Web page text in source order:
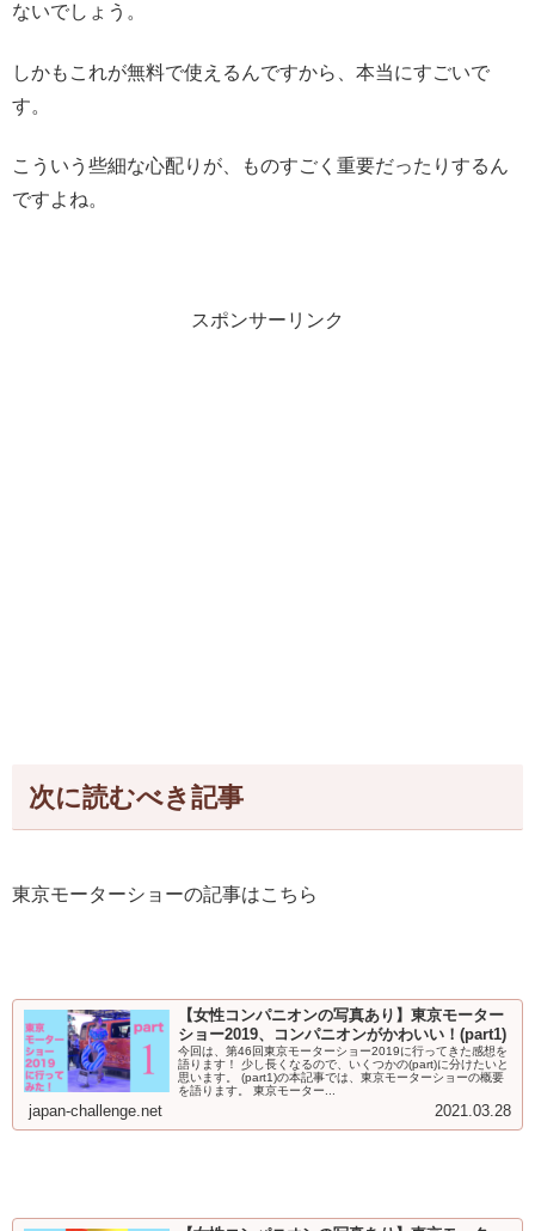
ないでしょう。
しかもこれが無料で使えるんですから、本当にすごいで
す。
こういう些細な心配りが、ものすごく重要だったりするん
ですよね。
スポンサーリンク
次に読むべき記事
東京モーターショーの記事はこちら
【女性コンパニオンの写真あり】東京モーター
ショー2019、コンパニオンがかわいい！(part1)
今回は、第46回東京モーターショー2019に行ってきた感想を
語ります！ 少し長くなるので、いくつかの(part)に分けたいと
思います。 (part1)の本記事では、東京モーターショーの概要
を語ります。 東京モーター...
japan-challenge.net 2021.03.28